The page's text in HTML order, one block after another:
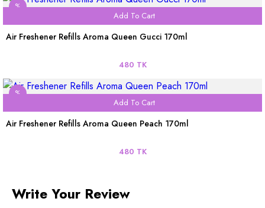
%
Add To Cart
Air Freshener Refills Aroma Queen Gucci 170ml
480 TK
%
Add To Cart
Air Freshener Refills Aroma Queen Peach 170ml
480 TK
Write Your Review